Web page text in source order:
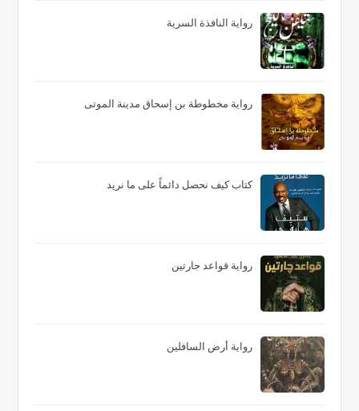
رواية النافذة السرية
رواية مخطوطة بن إسحاق مدينة الموتى
كتاب كيف نحصل دائماً على ما نريد
رواية قواعد جارتين
رواية أرض السافلين